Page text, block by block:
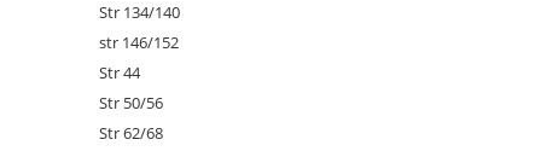
Str 134/140
str 146/152
Str 44
Str 50/56
Str 62/68